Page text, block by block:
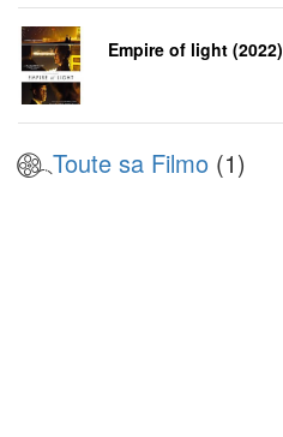
Empire of light (2022)
Toute sa Filmo (1)